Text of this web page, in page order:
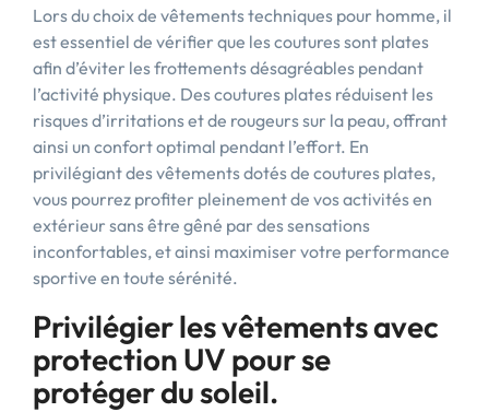
Lors du choix de vêtements techniques pour homme, il
est essentiel de vérifier que les coutures sont plates
afin d’éviter les frottements désagréables pendant
l’activité physique. Des coutures plates réduisent les
risques d’irritations et de rougeurs sur la peau, offrant
ainsi un confort optimal pendant l’effort. En
privilégiant des vêtements dotés de coutures plates,
vous pourrez profiter pleinement de vos activités en
extérieur sans être gêné par des sensations
inconfortables, et ainsi maximiser votre performance
sportive en toute sérénité.
Privilégier les vêtements avec
protection UV pour se
protéger du soleil.